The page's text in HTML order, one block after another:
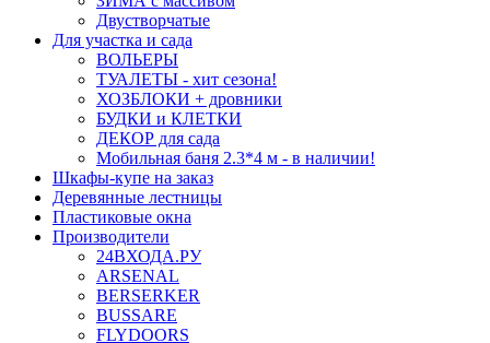
Двустворчатые
Для участка и сада
ВОЛЬЕРЫ
ТУАЛЕТЫ - хит сезона!
ХОЗБЛОКИ + дровники
БУДКИ и КЛЕТКИ
ДЕКОР для сада
Мобильная баня 2.3*4 м - в наличии!
Шкафы-купе на заказ
Деревянные лестницы
Пластиковые окна
Производители
24ВХОДА.РУ
ARSENAL
BERSERKER
BUSSARE
FLYDOORS